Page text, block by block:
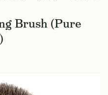
Brush (Pure